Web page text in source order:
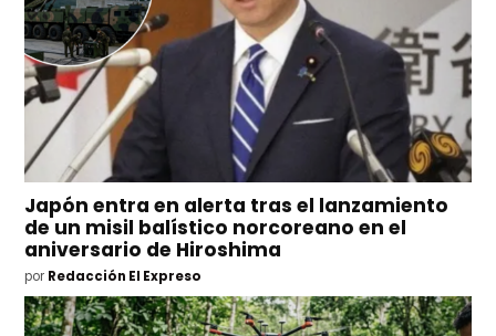
Japón entra en alerta tras el lanzamiento
de un misil balístico norcoreano en el
aniversario de Hiroshima
por Redacción El Expreso